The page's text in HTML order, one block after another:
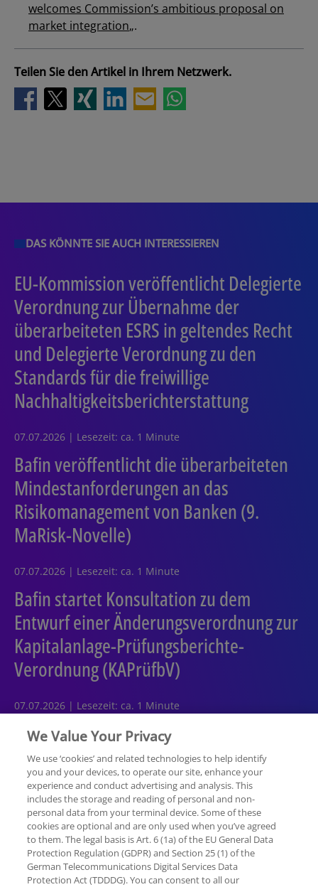
welcomes Commission’s ambitious proposal on
market integration„.
Teilen Sie den Artikel in Ihrem Netzwerk.
DAS KÖNNTE SIE AUCH INTERESSIEREN
EU-Kommission veröffentlicht Delegierte
Verordnung zur Übernahme der
überarbeiteten ESRS in geltendes Recht
und Delegierte Verordnung zu den
Standards für die freiwillige
Nachhaltigkeitsberichterstattung
07.07.2026 | Lesezeit: ca. 1 Minute
Bafin veröffentlicht die überarbeiteten
Mindestanforderungen an das
Risikomanagement von Banken (9.
MaRisk-Novelle)
07.07.2026 | Lesezeit: ca. 1 Minute
Bafin startet Konsultation zu dem
Entwurf einer Änderungsverordnung zur
Kapitalanlage-Prüfungsberichte-
Verordnung (KAPrüfbV)
07.07.2026 | Lesezeit: ca. 1 Minute
Rechtliche Hinweise Datenschutzerklärung
Sitemap Hilfe Unternehmensangaben
We Value Your Privacy
We use ‘cookies’ and related technologies to help identify
you and your devices, to operate our site, enhance your
experience and conduct advertising and analysis. This
includes the storage and reading of personal and non-
personal data from your terminal device. Some of these
cookies are optional and are only used when you’ve agreed
to them. The legal basis is Art. 6 (1a) of the EU General Data
Protection Regulation (GDPR) and Section 25 (1) of the
German Telecommunications Digital Services Data
Protection Act (TDDDG). You can consent to all our